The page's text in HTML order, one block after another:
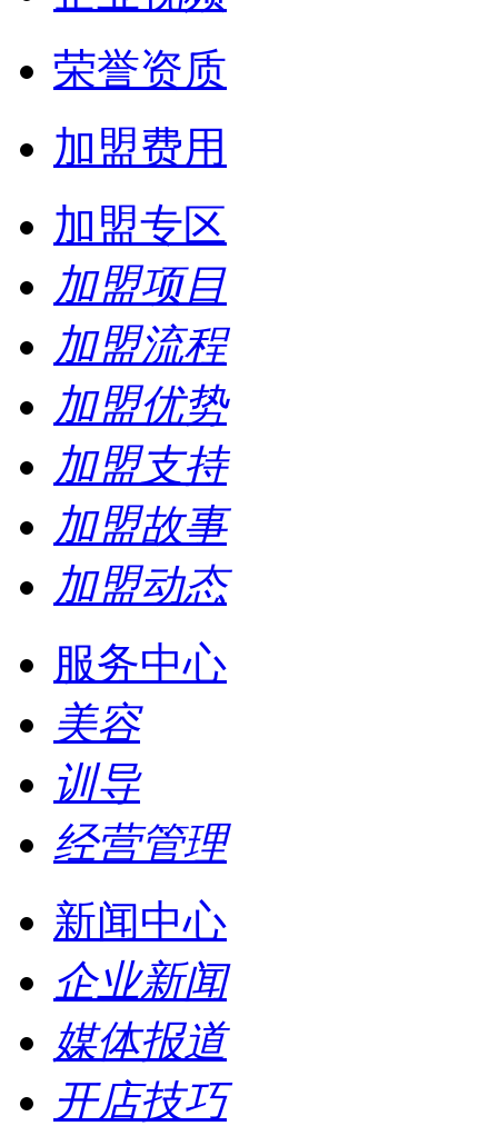
荣誉资质
加盟费用
加盟专区
加盟项目
加盟流程
加盟优势
加盟支持
加盟故事
加盟动态
服务中心
美容
训导
经营管理
新闻中心
企业新闻
媒体报道
开店技巧